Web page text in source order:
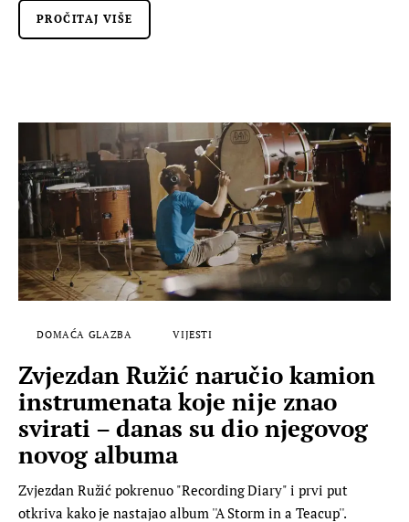
PROČITAJ VIŠE
DOMAĆA GLAZBA VIJESTI
Zvjezdan Ružić naručio kamion
instrumenata koje nije znao
svirati – danas su dio njegovog
novog albuma
Zvjezdan Ružić pokrenuo "Recording Diary" i prvi put
otkriva kako je nastajao album ''A Storm in a Teacup''.